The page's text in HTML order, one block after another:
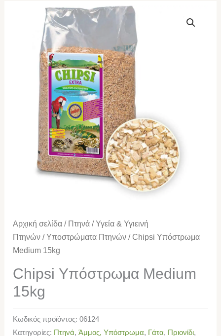
Αρχική σελίδα / Πτηνά / Υγεία & Υγιεινή
Πτηνών / Υποστρώματα Πτηνών / Chipsi Υπόστρωμα
Medium 15kg
Chipsi Υπόστρωμα Medium
15kg
Κωδικός προϊόντος:06124
Κατηγορίες: Πτηνά,Άμμος, Υπόστρωμα, Γάτα, Πριονίδι,
Υπόστρωμα
ποσότητα